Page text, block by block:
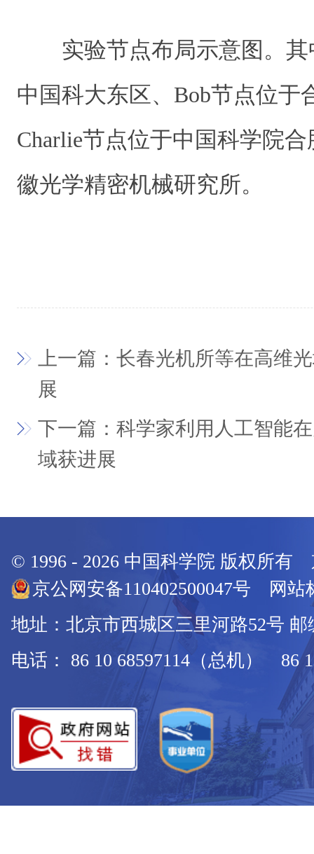
实验节点布局示意图。
中国科大东区、Bob节点位于
Charlie节点位于中国科学院合
徽光学精密机械研究所。
上一篇：长春光机所等在高维
展
下一篇：科学家利用人工智能
域获进展
© 1996 - 2026 中国科学院 版权所有
京公网安备110402500047号 网站
地址：北京市西城区三里河路52号 邮
电话： 86 10 68597114（总机） 86